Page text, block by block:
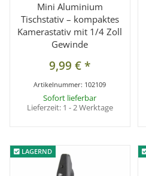
Mini Aluminium
Tischstativ – kompaktes
Kamerastativ mit 1/4 Zoll
Gewinde
9,99 €*
Artikelnummer: 102109
Sofort lieferbar
Lieferzeit: 1 - 2 Werktage
LAGERND
LAGERND